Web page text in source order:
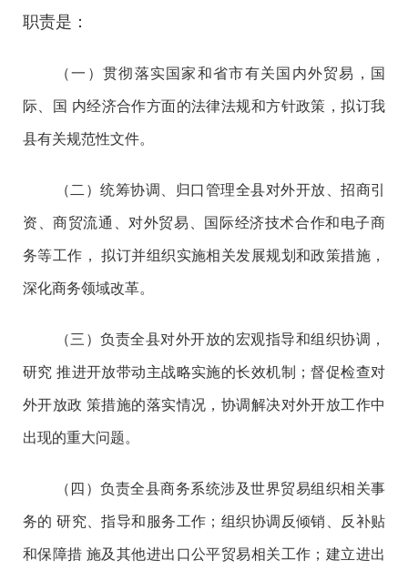
职责是：
（一）贯彻落实国家和省市有关国内外贸易，国
际、国 内经济合作方面的法律法规和方针政策，拟订我
县有关规范性文件。
（二）统筹协调、归口管理全县对外开放、招商引
资、商贸流通、对外贸易、国际经济技术合作和电子商
务等工作， 拟订并组织实施相关发展规划和政策措施，
深化商务领域改革。
（三）负责全县对外开放的宏观指导和组织协调，
研究 推进开放带动主战略实施的长效机制；督促检查对
外开放政 策措施的落实情况，协调解决对外开放工作中
出现的重大问题。
（四）负责全县商务系统涉及世界贸易组织相关事
务的 研究、指导和服务工作；组织协调反倾销、反补贴
和保障措 施及其他进出口公平贸易相关工作；建立进出